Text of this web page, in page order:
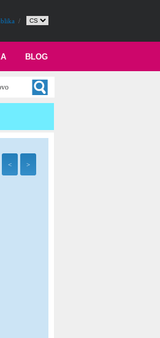
/
BLOG
< >